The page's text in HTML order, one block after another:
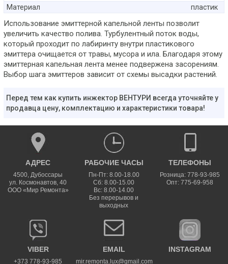
Материал
пластик
Использование эмиттерной капельной ленты позволит
увеличить качество полива. Турбулентный поток воды,
который проходит по лабиринту внутри пластикового
эмиттера очищается от травы, мусора и ила. Благодаря этому
эмиттерная капельная лента менее подвержена засорениям.
Выбор шага эмиттеров зависит от схемы высадки растений.
Перед тем как купить инжектор ВЕНТУРИ всегда уточняйте у
продавца цену, комплектацию и характеристики товара!
АДРЕС
4500,Дубоссары
ул. Космонавтов, 40
ООО «Мир Ремонта»
РАБОЧИЕ ЧАСЫ
Пн-Пт: 8.00-18.00
Сб: 8.00-15.00
Вс: 8.00-14.00
Без перерывов и
выходных
ТЕЛЕФОНЫ
Розница: 778-93-985
Опт: 775-69-958
VIBER
+373 778-93-985
EMAIL
mir.remonta.lux@gmail.com
INSTAGRAM